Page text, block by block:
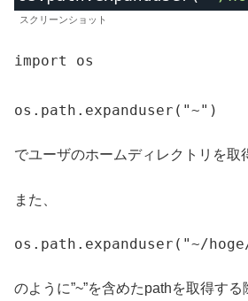
スクリーンショット
import os
os.path.expanduser("~")
でユーザのホームディレクトリを取
また、
os.path.expanduser("~/
のように”~”を含めたpathを取得する